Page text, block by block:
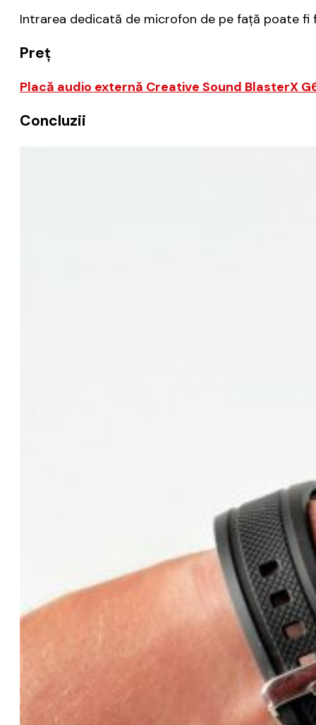
Intrarea dedicată de microfon de pe față poate fi
Preț
Placă audio externă Creative Sound BlasterX
Concluzii